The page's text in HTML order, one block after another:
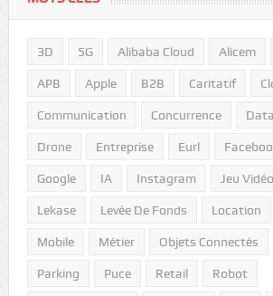
3D 5G Alibaba Cloud Alicem
APB Apple B2B Caritatif
Communication Concurrence
Drone Entreprise Eurl
Google IA Instagram Jeu Vidéo
Lekase Levée De Fonds Location
Mobile Métier Objets Connectés
Parking Puce Retail Robot